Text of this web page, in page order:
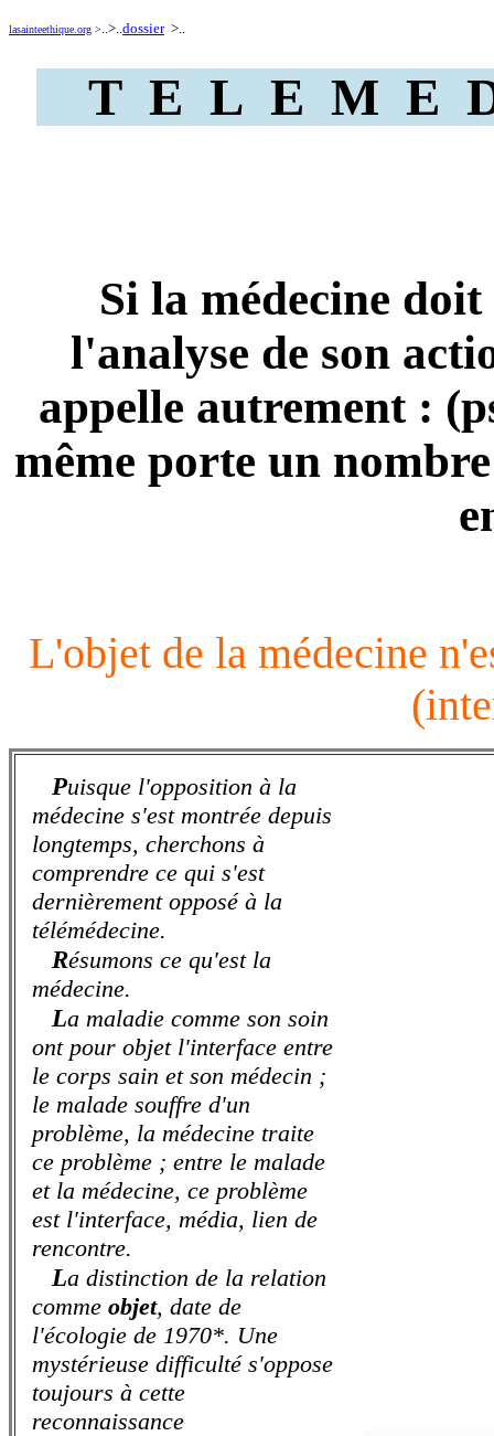
lasainteethique.org >..>..dossier>..
T E L E M E
Si la médecine
l'analyse de son
appelle autrement :
même porte un
L'objet de la médecine
Puisque l'opposition à la
médecine s'est montrée depuis
longtemps, cherchons à
comprendre ce qui s'est
dernièrement opposé à la
télémédecine.
Résumons ce qu'est la
médecine.
La maladie comme son soin
ont pour objet l'interface entre
le corps sain et son médecin ;
le malade souffre d'un
problème, la médecine traite
ce problème ; entre le malade
et la médecine, ce problème
est l'interface, média, lien de
rencontre.
La distinction de la relation
comme objet, date de
l'écologie de 1970*. Une
mystérieuse difficulté s'oppose
toujours à cette
reconnaissance